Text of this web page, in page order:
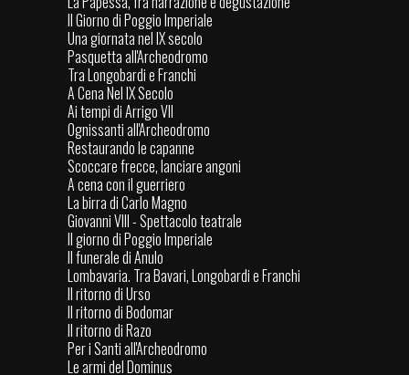
Il Giorno di Poggio Imperiale
Una giornata nel IX secolo
Pasquetta all'Archeodromo
Tra Longobardi e Franchi
A Cena Nel IX Secolo
Ai tempi di Arrigo VII
Ognissanti all'Archeodromo
Restaurando le capanne
Scoccare frecce, lanciare angoni
A cena con il guerriero
La birra di Carlo Magno
Giovanni VIII - Spettacolo teatrale
Il giorno di Poggio Imperiale
Il funerale di Anulo
Lombavaria. Tra Bavari, Longobardi e Franchi
Il ritorno di Urso
Il ritorno di Bodomar
Il ritorno di Razo
Per i Santi all'Archeodromo
Le armi del Dominus